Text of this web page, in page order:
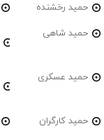
حمید رخشنده
حمید شاهی
حمید عسکری
حمید کارگران